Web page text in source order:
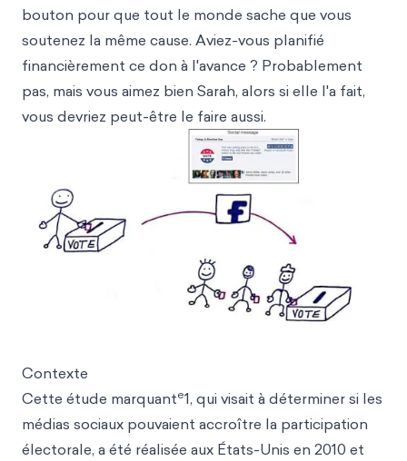
bouton pour que tout le monde sache que vous
soutenez la même cause. Aviez-vous planifié
financièrement ce don à l'avance ? Probablement
pas, mais vous aimez bien Sarah, alors si elle l'a fait,
vous devriez peut-être le faire aussi.
Contexte
Cette étude marquante1, qui visait à déterminer si les
médias sociaux pouvaient accroître la participation
électorale, a été réalisée aux États-Unis en 2010 et